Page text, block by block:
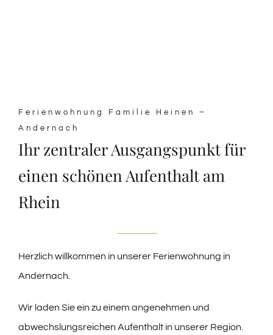
Ferienwohnung Familie Heinen –
Andernach
Ihr zentraler Ausgangspunkt für
einen schönen Aufenthalt am
Rhein
Herzlich willkommen in unserer Ferienwohnung in
Andernach.
Wir laden Sie ein zu einem angenehmen und
abwechslungsreichen Aufenthalt in unserer Region.